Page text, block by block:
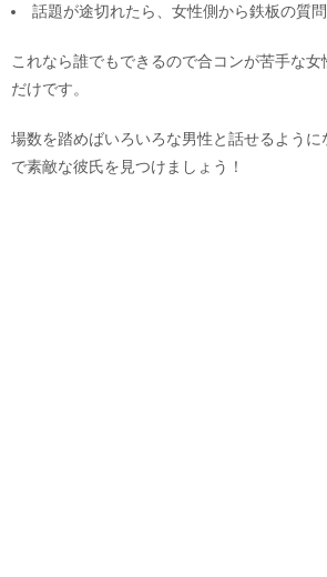
話題が途切れたら、女性側から鉄板の質
これなら誰でもできるので合コンが苦手な
だけです。
場数を踏めばいろいろな男性と話せるよう
で素敵な彼氏を見つけましょう！